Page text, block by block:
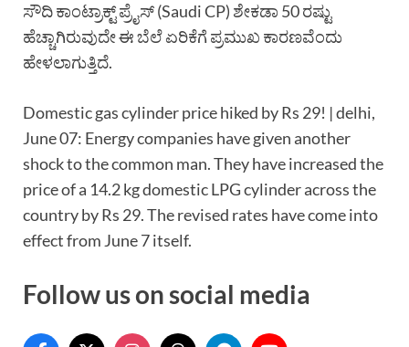
ಸೌದಿ ಕಾಂಟ್ರಾಕ್ಟ್ ಪ್ರೈಸ್ (Saudi CP) ಶೇಕಡಾ 50 ರಷ್ಟು
ಹೆಚ್ಚಾಗಿರುವುದೇ ಈ ಬೆಲೆ ಏರಿಕೆಗೆ ಪ್ರಮುಖ ಕಾರಣವೆಂದು
ಹೇಳಲಾಗುತ್ತಿದೆ.
Domestic gas cylinder price hiked by Rs 29! | delhi,
June 07: Energy companies have given another
shock to the common man. They have increased the
price of a 14.2 kg domestic LPG cylinder across the
country by Rs 29. The revised rates have come into
effect from June 7 itself.
Follow us on social media